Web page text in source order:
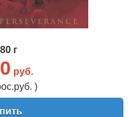
80 г
руб.
)